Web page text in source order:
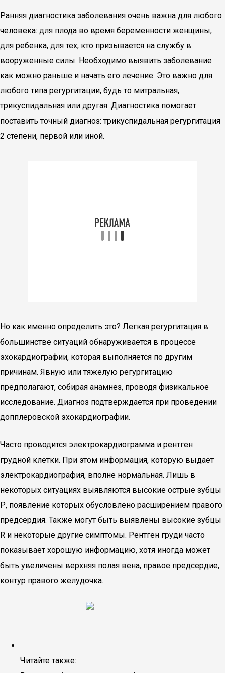
Ранняя диагностика заболевания очень важна для любого
человека: для плода во время беременности женщины,
для ребенка, для тех, кто призывается на службу в
вооруженные силы. Необходимо выявить заболевание
как можно раньше и начать его лечение. Это важно для
любого типа регургитации, будь то митральная,
трикуспидальная или другая. Диагностика помогает
поставить точный диагноз: трикуспидальная регургитация
2 степени, первой или иной.
Но как именно определить это? Легкая регургитация в
большинстве ситуаций обнаруживается в процессе
эхокардиографии, которая выполняется по другим
причинам. Явную или тяжелую регургитацию
предполагают, собирая анамнез, проводя физикальное
исследование. Диагноз подтверждается при проведении
допплеровской эхокардиографии.
Часто проводится электрокардиограмма и рентген
грудной клетки. При этом информация, которую выдает
электрокардиография, вполне нормальная. Лишь в
некоторых ситуациях выявляются высокие острые зубцы
Р, появление которых обусловлено расширением правого
предсердия. Также могут быть выявлены высокие зубцы
R и некоторые другие симптомы. Рентген груди часто
показывает хорошую информацию, хотя иногда может
быть увеличены верхняя полая вена, правое предсердие,
контур правого желудочка.
Читайте также: